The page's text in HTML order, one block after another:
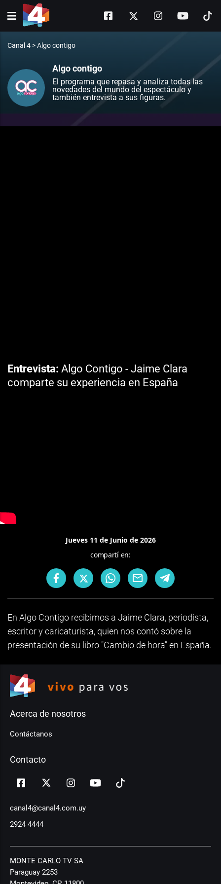
Canal 4 >Algo contigo
Algo contigo
El programa que repasa y analiza todas las
novedades del mundo del espectáculo y
también entrevista a sus figuras.
Entrevista Algo Contigo - Jaime Clara
comparte su experiencia en España
Jueves 11 de Junio de 2026
compartí en:
En Algo Contigo recibimos a Jaime Clara, periodista,
escritor y caricaturista, quien nos contó sobre la
presentación de su libro "Cambio de hora" en España.
Acerca de nosotros
Contáctanos
Contacto
canal4@canal4.com.uy
2924 4444
MONTE CARLO TV SA
Paraguay 2253